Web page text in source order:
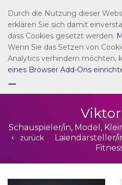
☰
zurück
Schauspieler/in, Model,
Laiendarsteller/
Durch die Nutzung dieser
erklären Sie sich damit
dass Cookies gesetzt werden.
Wenn Sie das Setzen von
Analytics verhindern möchten,
eines Browser Add-Ons